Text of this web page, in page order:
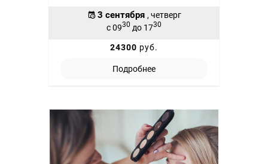
3 сентября , четверг
с 0930 до 1730
24300 руб.
Подробнее